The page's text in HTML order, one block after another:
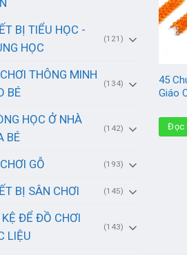
BỊ TIỂU HỌC -
HỌC
(121)
THÔNG MINH
BÉ
(134)
HỌC Ở NHÀ
BÉ
(142)
GỖ (193)
BỊ SÂN CHƠI (145)
KỆ ĐỂ ĐỒ CHƠI
LIỆU
(143)
45
Giáo
Đọc